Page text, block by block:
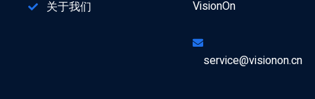
关于我们
VisionOn
service@visionon.cn